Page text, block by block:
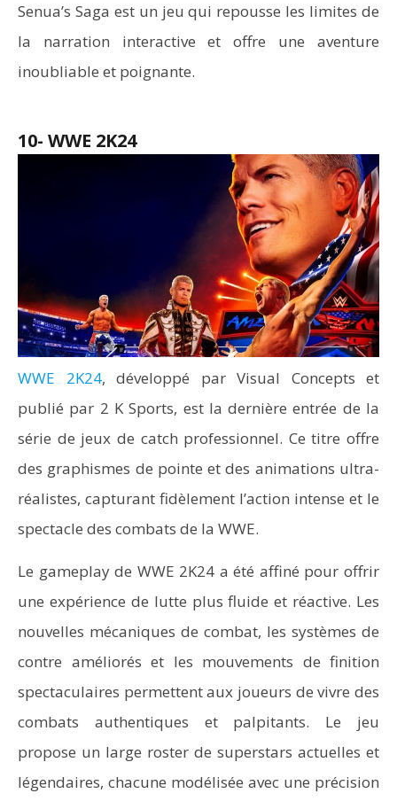
Senua’s Saga est un jeu qui repousse les limites de
la narration interactive et offre une aventure
inoubliable et poignante.
10- WWE 2K24
WWE 2K24, développé par Visual Concepts et
publié par 2 K Sports, est la dernière entrée de la
série de jeux de catch professionnel. Ce titre offre
des graphismes de pointe et des animations ultra-
réalistes, capturant fidèlement l’action intense et le
spectacle des combats de la WWE.
Le gameplay de WWE 2K24 a été affiné pour offrir
une expérience de lutte plus fluide et réactive. Les
nouvelles mécaniques de combat, les systèmes de
contre améliorés et les mouvements de finition
spectaculaires permettent aux joueurs de vivre des
combats authentiques et palpitants. Le jeu
propose un large roster de superstars actuelles et
légendaires, chacune modélisée avec une précision